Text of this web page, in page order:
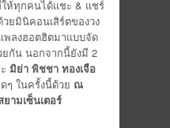
ให้ทุกคนได้แชะ & แชร์
ยมินิคอนเสิร์ตของวง
พลงฮอตฮิตมาแบบจัด
กัน นอกจากนี้ยังมี 2
มิย่า พิชชา ทองเจือ
ๆ ในครั้งนี้ด้วย ณ
ามเซ็นเตอร์